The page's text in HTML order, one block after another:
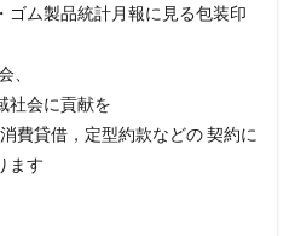
ゴム製品統計月報に見る包装印
、
社会に貢献を
費貸借，定型約款などの 契約に
ます